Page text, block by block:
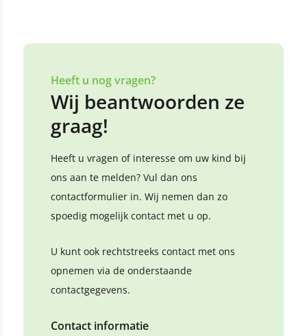
Heeft u nog vragen?
Wij beantwoorden ze
graag!
Heeft u vragen of interesse om uw kind bij
ons aan te melden? Vul dan ons
contactformulier in. Wij nemen dan zo
spoedig mogelijk contact met u op.
U kunt ook rechtstreeks contact met ons
opnemen via de onderstaande
contactgegevens.
Contact informatie